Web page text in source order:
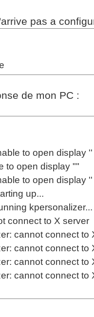
pas a
de mon PC :
to open display ''
to open display ""
to open display ''
up...
kpersonalizer...
connect to X server
cannot connect to
cannot connect to
cannot connect to
cannot connect to